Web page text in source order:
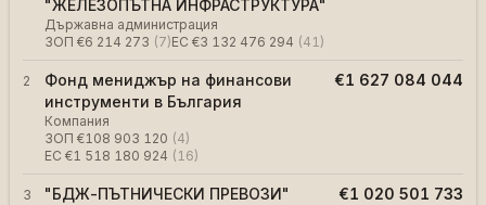
"ЖЕЛЕЗОПЪТНА ИНФРАСТРУКТУРА"
Държавна администрация
ЗОП €6 214 273 (7)ЕС €3 132 476 294 (41)
2
Фонд мениджър на финансови
инструменти в България
Компания
ЗОП €108 903 120 (4)
ЕС €1 518 180 924 ( 16)
€1 627 084 044
3
"БДЖ-ПЪТНИЧЕСКИ ПРЕВОЗИ"
€1 020 501 733